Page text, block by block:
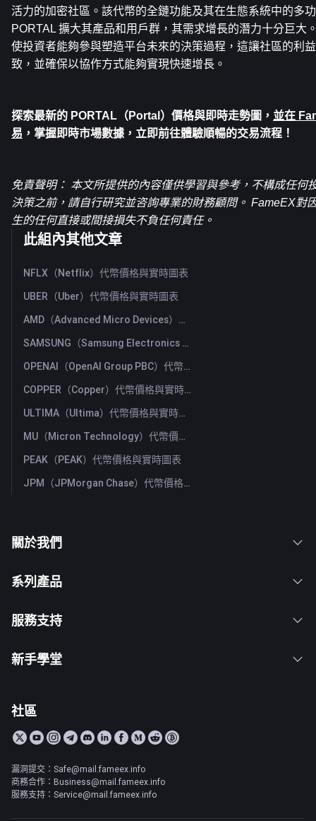
活力的加密社區。該代幣的全鏈功能及其在生態系統中的多
PORTAL 擴大其產品和用戶群，其需求增長的潛力十分巨大
使投資者能夠參與塑造平台未來的決策過程，這讓社區的利
致，並確保以協作方式能夠實現快速增長。
探索最新的 PORTAL（Portal） 價格與即時走勢圖， 並在
易 ，掌握即時市場數據，立即前往體驗順暢的交易流程！
免責聲明： 本文所提供的內容僅供學習與參考，不構成任何
決策之前，請自行研究並咨詢專業的財務顧問。 FameEX對
生的任何直接或間接損失不負任何責任。
此組內其他文章
NFLX（Netflix）代幣價格與實時圖表
UBER（Uber）代幣價格與實時圖表
AMD（Advanced Micro Devices）代幣價格與實時圖表
SAMSUNG（Samsung Electronics Co., Ltd）代幣價格與實時圖表
OPENAI（OpenAI Group PBC）代幣價格與實時圖表
COPPER（Copper）代幣價格與實時圖表
ULTIMA（Ultima）代幣價格與實時圖表
MU（Micron Technology）代幣價格與實時圖表
PEAK（PEAK）代幣價格與實時圖表
JPM（JPMorgan Chase）代幣價格與實時圖表
關於我們
系列產品
服務支持
新手學堂
社區
漏洞提交：Safe@mail.fameex.info
商務合作：Business@mail.fameex.info
服務支持：Service@mail.fameex.info